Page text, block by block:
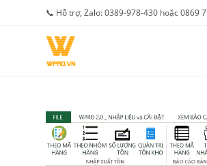
📞 Hỗ trợ, Zalo: 0389-978-430 hoặc 0869